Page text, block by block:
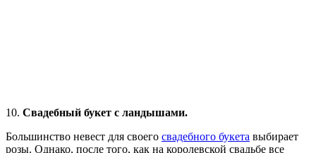
10. Свадебный букет с ландышами.
Большинство невест для своего свадебного букета выбирает
розы. Однако, после того, как на королевской свадьбе все